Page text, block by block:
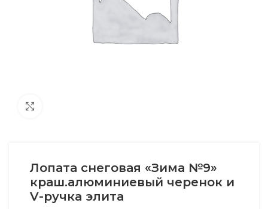
Лопата снеговая «Зима №9»
краш.алюминиевый черенок и
V-ручка элита